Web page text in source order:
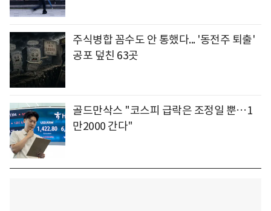
주식병합 꼼수도 안 통했다... '동전주 퇴출'
공포 덮친 63곳
골드만삭스 "코스피 급락은 조정일 뿐…1
만2000 간다"